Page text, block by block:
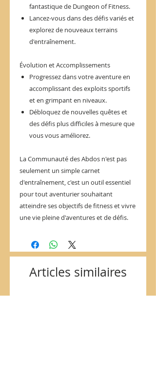
fantastique de Dungeon of Fitness.
Lancez-vous dans des défis variés et
explorez de nouveaux terrains
d'entraînement.
Évolution et Accomplissements
Progressez dans votre aventure en
accomplissant des exploits sportifs
et en grimpant en niveaux.
Débloquez de nouvelles quêtes et
des défis plus difficiles à mesure que
vous vous améliorez.
La Communauté des Abdos n'est pas
seulement un simple carnet
d'entraînement, c'est un outil essentiel
pour tout aventurier souhaitant
atteindre ses objectifs de fitness et vivre
une vie pleine d'aventures et de défis.
Articles similaires